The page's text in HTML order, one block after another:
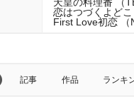
恋はつづくよど
First Love初恋
記事 作品 ランキ